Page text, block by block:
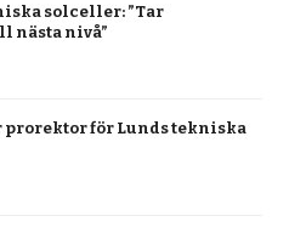
solceller: ”Tar
nästa nivå”
för Lunds tekniska